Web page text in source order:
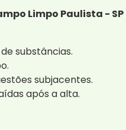
Limpo Paulista - SP
substâncias.
subjacentes.
após a alta.